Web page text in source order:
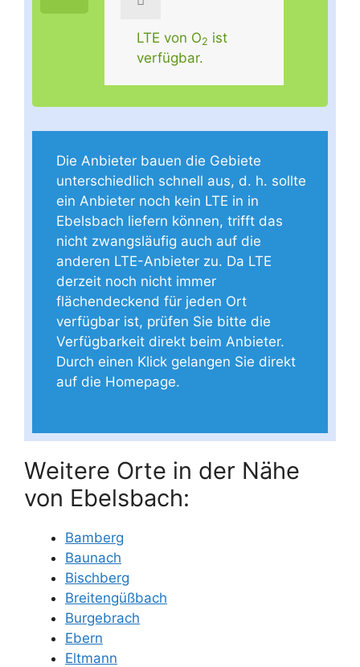
LTE von O2 ist
verfügbar.
Die Anbieter bauen die Gebiete
unterschiedlich schnell aus, d. h. sollte
ein Anbieter noch kein LTE in in
Ebelsbach liefern können, trifft das
nicht zwangsläufig auch auf die
anderen LTE-Anbieter zu. Da LTE
derzeit noch nicht immer
flächendeckend für jeden Ort
verfügbar ist, prüfen Sie bitte die
Verfügbarkeit direkt beim Anbieter.
Durch einen Klick gelangen Sie direkt
auf die Homepage.
Weitere Orte in der Nähe
von Ebelsbach:
Bamberg
Baunach
Bischberg
Breitengüßbach
Burgebrach
Ebern
Eltmann